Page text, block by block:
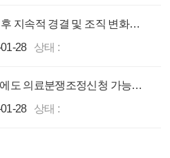
팔자 부위 주사 시술 후 지속적 경결 및 조직 변화에 대한 조정 신청
28 상태 :
성형수술 후 18일 차에도 의료분쟁조정신청 가능할까요?
28 상태 :